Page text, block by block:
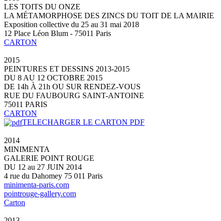
LES TOITS DU ONZE
LA MÉTAMORPHOSE DES ZINCS DU TOIT DE LA MAIRIE
Exposition collective du 25 au 31 mai 2018
12 Place Léon Blum - 75011 Paris
CARTON
2015
PEINTURES ET DESSINS 2013-2015
DU 8 AU 12 OCTOBRE 2015
DE 14h À 21h OU SUR RENDEZ-VOUS
RUE DU FAUBOURG SAINT-ANTOINE
75011 PARIS
CARTON
TELECHARGER LE CARTON PDF
2014
MINIMENTA
GALERIE POINT ROUGE
DU 12 au 27 JUIN 2014
4 rue du Dahomey 75 011 Paris
minimenta-paris.com
pointrouge-gallery.com
Carton